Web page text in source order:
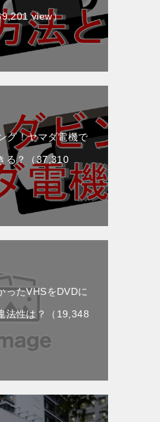
view）
グ！ヤマダ電機で
る？
（37,310
ったVHSをDVDに
法性は？
（19,348